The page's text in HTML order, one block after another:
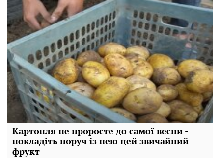
Картопля не проросте до самої весни -
покладіть поруч із нею цей звичайний
фрукт